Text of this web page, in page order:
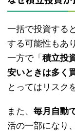
一括で投資する
する可能性もあ
一方で「 積立投
安いときは多く
とってはリスク
また、 毎月自動
活の一部になり